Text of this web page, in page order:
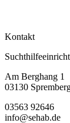
Kontakt
Am Berghang 1
03130
03563 92646
info@sehab.de